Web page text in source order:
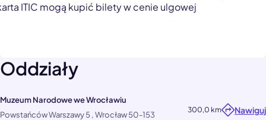
ITIC mogą kupić bilety w cenie ulgowej
Oddziały
Muzeum Narodowe we Wrocławiu
Powstańców Warszawy 5 , Wrocław 50-153
300,0 km Nawiguj